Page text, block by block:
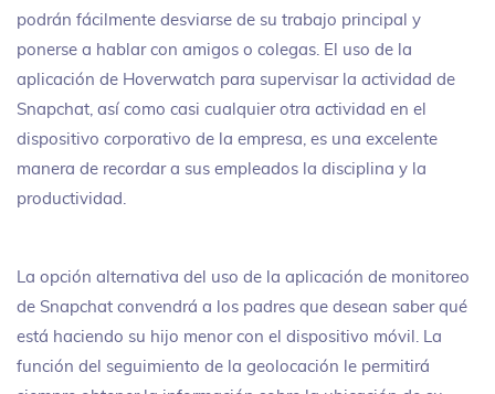
podrán fácilmente desviarse de su trabajo principal y
ponerse a hablar con amigos o colegas. El uso de la
aplicación de Hoverwatch para supervisar la actividad de
Snapchat, así como casi cualquier otra actividad en el
dispositivo corporativo de la empresa, es una excelente
manera de recordar a sus empleados la disciplina y la
productividad.
La opción alternativa del uso de la aplicación de monitoreo
de Snapchat convendrá a los padres que desean saber qué
está haciendo su hijo menor con el dispositivo móvil. La
función del seguimiento de la geolocación le permitirá